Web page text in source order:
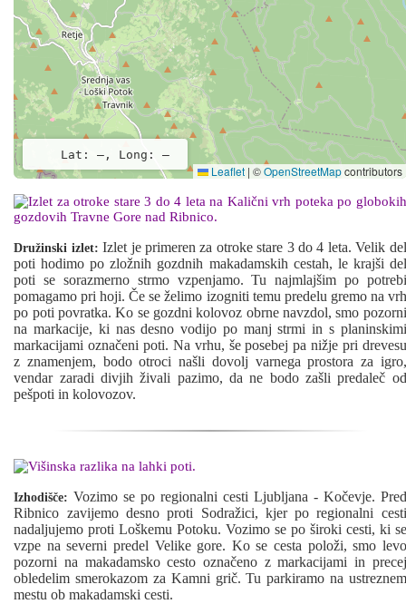
Lat: –, Long: –
Leaflet | ©OpenStreetMapcontributors
Družinski izlet: Izlet je primeren za otroke stare 3 do 4 leta. Velik del
poti hodimo po zložnih gozdnih makadamskih cestah, le krajši del
poti se sorazmerno strmo vzpenjamo. Tu najmlajšim po potrebi
pomagamo pri hoji. Če se želimo izogniti temu predelu gremo na vrh
po poti povratka. Ko se gozdni kolovoz obrne navzdol, smo pozorni
na markacije, ki nas desno vodijo po manj strmi in s planinskimi
markacijami označeni poti. Na vrhu, še posebej pa nižje pri drevesu
z znamenjem, bodo otroci našli dovolj varnega prostora za igro,
vendar zaradi divjih živali pazimo, da ne bodo zašli predaleč od
pešpoti in kolovozov.
Izhodišče: Vozimo se po regionalni cesti Ljubljana - Kočevje. Pred
Ribnico zavijemo desno proti Sodražici, kjer po regionalni cesti
nadaljujemo proti Loškemu Potoku. Vozimo se po široki cesti, ki se
vzpe na severni predel Velike gore. Ko se cesta položi, smo levo
pozorni na makadamsko cesto označeno z markacijami in precej
obledelim smerokazom za Kamni grič. Tu parkiramo na ustreznem
mestu ob makadamski cesti.